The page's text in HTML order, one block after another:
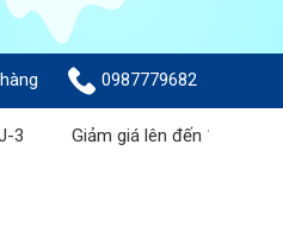
0987779682
Giảm giá lên đến 1 triệu đồng